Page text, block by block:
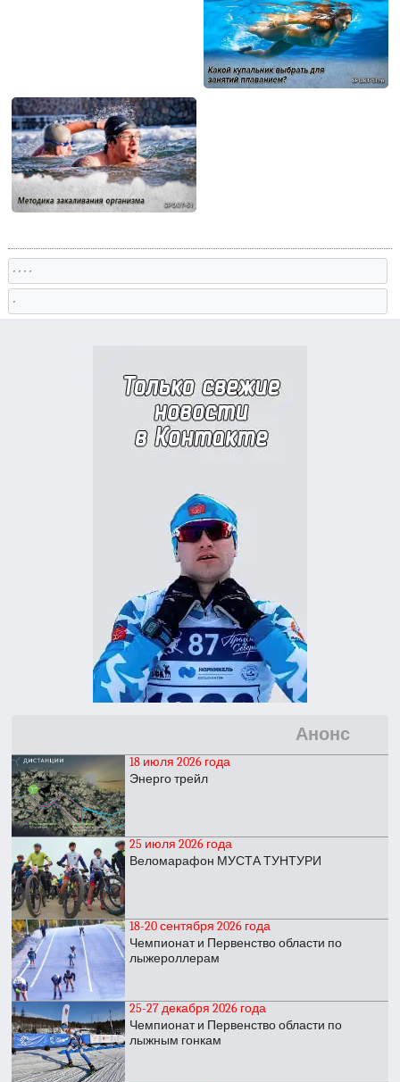
, , , ,
,
Анонс
18 июля 2026 года
Энерго трейл
25 июля 2026 года
Веломарафон МУСТА ТУНТУРИ
18-20 сентября 2026 года
Чемпионат и Первенство области по
лыжероллерам
25-27 декабря 2026 года
Чемпионат и Первенство области по
лыжным гонкам